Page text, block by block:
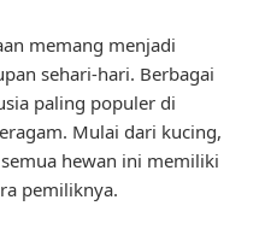
memang menjadi
sehari-hari. Berbagai
paling populer di
Mulai dari kucing,
hewan ini memiliki
pemiliknya.